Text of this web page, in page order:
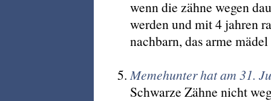
wenn die zähne wegen
werden und mit 4 jahren
nachbarn, das arme
Memehunter hat am 31.
Schwarze Zähne nicht